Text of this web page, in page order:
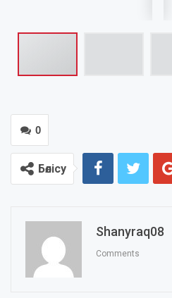
0
Бөлісу
Shanyraq08
Comments